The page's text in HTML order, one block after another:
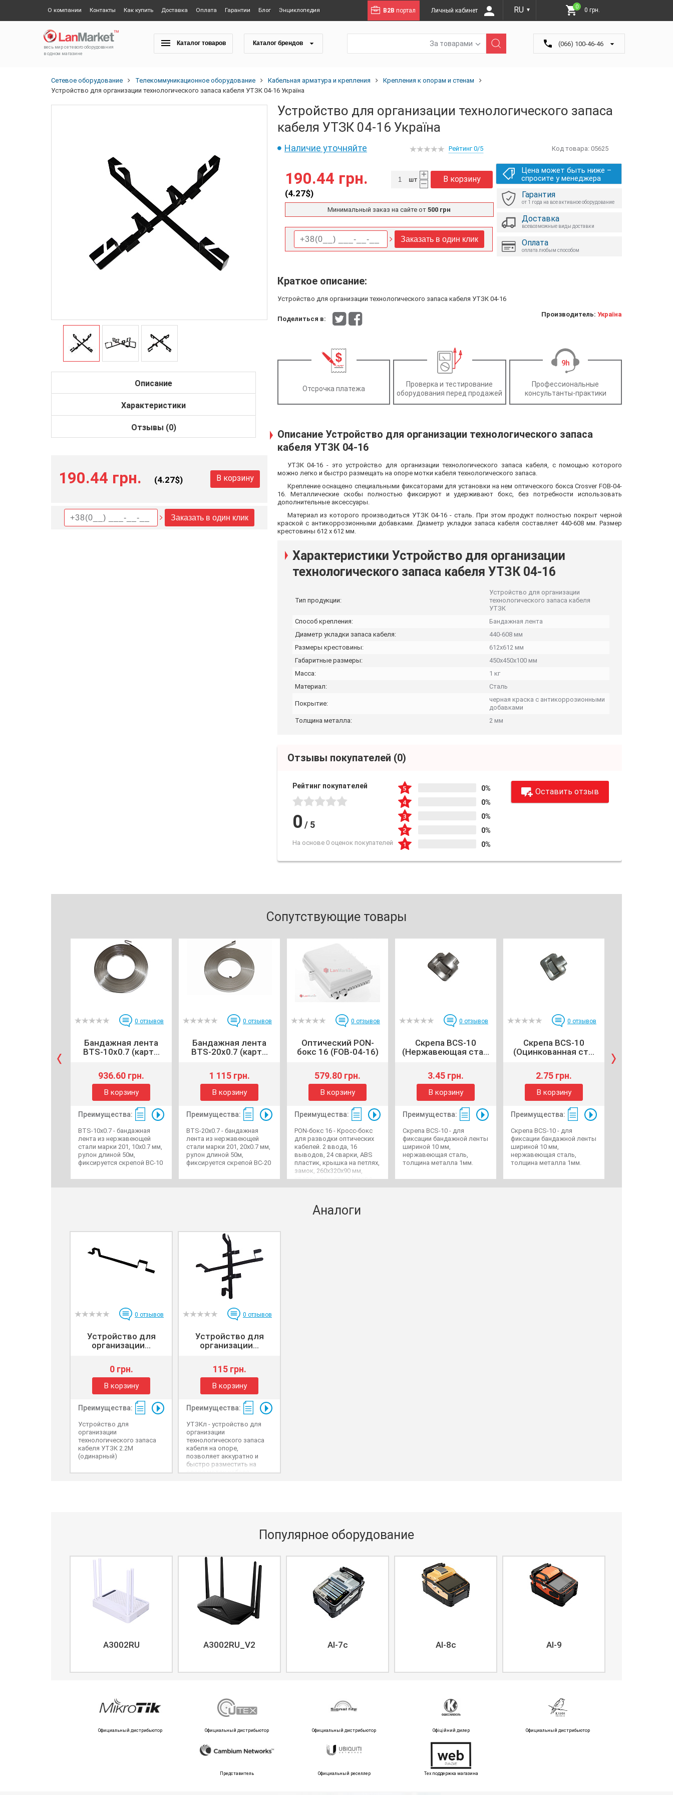
О компании Контакты Как купить Доставка Оплата Гарантии Блог Энциклопедия B2B портал Личный кабинет RU ▼
0 0 грн.
весь мир сетевого оборудования
в одном магазине
Каталог товаров Каталог брендов За товарами (066) 100-46-46
Сетевое оборудование Телекоммуникационное оборудование Кабельная арматура и крепления
Крепления к опорам и стенам
Устройство для организации технологического запаса кабеля УТЗК 04-16 Україна
Описание
Характеристики
Отзывы (0)
190.44 грн. (4.27$) В корзину
Заказать в один клик
Устройство для организации технологического запаса
кабеля УТЗК 04-16 Україна
Наличие уточняйте Код товара: 05625
Рейтинг 0/5
190.44 грн.
(4.27$)
+
–
В корзину
шт
Минимальный заказ на сайте от500 грн
Заказать в один клик
Цена может быть ниже –
спросите у менеджера
Гарантия
от 1 года на все активное оборудование
Доставка
всевозможные виды доставки
Оплата
оплата любым способом
Краткое описание:
Устройство для организации технологического запаса кабеля УТЗК 04-16
Производитель: Україна
Поделиться в:
Отсрочка платежа
Проверка и тестирование
оборудования перед продажей
Профессиональные
консультанты-практики
Описание Устройство для организации технологического запаса
кабеля УТЗК 04-16
УТЗК 04-16 - это устройство для организации технологического запаса кабеля, с помощью которого
можно легко и быстро размещать на опоре мотки кабеля технологического запаса.
Крепление оснащено специальными фиксаторами для установки на нем оптического бокса Crosver FOB-04-
16. Металлические скобы полностью фиксируют и удерживают бокс, без потребности использовать
дополнительные аксессуары.
Материал из которого производиться УТЗК 04-16 - сталь. При этом продукт полностью покрыт черной
краской с антикоррозионными добавками. Диаметр укладки запаса кабеля составляет 440-608 мм. Размер
крестовины 612 х 612 мм.
Характеристики Устройство для организации
технологического запаса кабеля УТЗК 04-16
Тип продукции:
Устройство для организации
технологического запаса кабеля
УТЗК
Способ крепления:
Бандажная лента
Диаметр укладки запаса кабеля:
440-608 мм
Размеры крестовины:
612х612 мм
Габаритные размеры:
450х450х100 мм
Масса:
1 кг
Материал:
Сталь
Покрытие:
черная краска с антикоррозионными
добавками
Толщина металла:
2 мм
Отзывы покупателей (0)
Рейтинг покупателей
0 / 5
На основе 0 оценок покупателей
0%
0%
0%
0%
0%
Оставить отзыв
Сопутствующие товары
0 отзывов
Бандажная лента
BTS-10x0.7 (карт...
936.60 грн.
В корзину
Преимущества:
BTS-10x0.7 - бандажная
лента из нержавеющей
стали марки 201, 10х0.7 мм,
рулон длиной 50м,
фиксируется скрепой BC-10
0 отзывов
Бандажная лента
BTS-20x0.7 (карт...
1 115 грн.
В корзину
Преимущества:
BTS-20x0.7 - бандажная
лента из нержавеющей
стали марки 201, 20х0.7 мм,
рулон длиной 50м,
фиксируется скрепой BC-20
0 отзывов
Оптический PON-
бокс 16 (FOB-04-16)
579.80 грн.
В корзину
Преимущества:
PON-бокс 16 - Кросс-бокс
для разводки оптических
кабелей. 2 ввода, 16
выводов, 24 сварки, ABS
пластик, крышка на петлях,
замок, 260х320х90 мм,
крепление к стене/опоре.
0 отзывов
Скрепа BCS-10
(Нержавеющая ста...
3.45 грн.
В корзину
Преимущества:
Скрепа BCS-10 - для
фиксации бандажной ленты
шириной 10 мм,
нержавеющая сталь,
толщина металла 1мм.
0 отзывов
Скрепа BCS-10
(Оцинкованная ст...
2.75 грн.
В корзину
Преимущества:
Скрепа BCS-10 - для
фиксации бандажной ленты
шириной 10 мм,
нержавеющая сталь,
толщина металла 1мм.
Аналоги
0 отзывов
Устройство для
организации...
0 грн.
В корзину
Преимущества:
Устройство для
организации
технологического запаса
кабеля УТЗК 2.2М
(одинарный)
0 отзывов
Устройство для
организации...
115 грн.
В корзину
Преимущества:
УТЗКл - устройство для
организации
технологического запаса
кабеля на опоре,
позволяет аккуратно и
быстро разместить на
опоре моток кабеля
Популярное оборудование
A3002RU A3002RU_V2 AI-7c AI-8c AI-9
Официальный дистрибьютор Официальный дистрибьютор Официальный дистрибьютор Офіційний дилер Официальный дистрибьютор
Представитель Официальный реселлер Тех поддержка магазина